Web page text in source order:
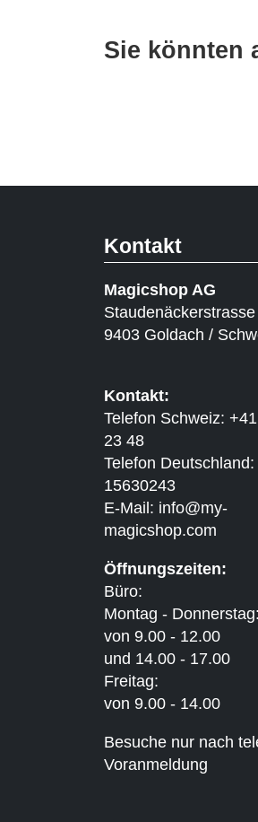
Sie könnten
Kontakt
Magicshop AG
9403 Goldach /
Kontakt:
Telefon Schweiz:
23 48
Telefon
15630243
E-Mail: info@my-
magicshop.com
Öffnungszeiten:
Büro:
Montag - Donnerstag:
von 9.00 - 12.00
und 14.00 - 17.00
Freitag:
von 9.00 - 14.00
Besuche nur nach
Voranmeldung